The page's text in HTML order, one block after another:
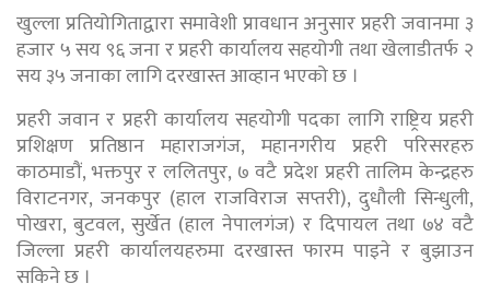
खुल्ला प्रतियोगिताद्वारा समावेशी प्रावधान अनुसार प्रहरी जवानमा ३
हजार ५ सय ९६ जना र प्रहरी कार्यालय सहयोगी तथा खेलाडीतर्फ २
सय ३५ जनाका लागि दरखास्त आव्हान भएको छ ।
प्रहरी जवान र प्रहरी कार्यालय सहयोगी पदका लागि राष्ट्रिय प्रहरी
प्रशिक्षण प्रतिष्ठान महाराजगंज, महानगरीय प्रहरी परिसरहरु
काठमाडौं, भक्तपुर र ललितपुर, ७ वटै प्रदेश प्रहरी तालिम केन्द्रहरु
विराटनगर, जनकपुर (हाल राजविराज सप्तरी), दुधौली सिन्धुली,
पोखरा, बुटवल, सुर्खेत (हाल नेपालगंज) र दिपायल तथा ७४ वटै
जिल्ला प्रहरी कार्यालयहरुमा दरखास्त फारम पाइने र बुझाउन
सकिने छ ।